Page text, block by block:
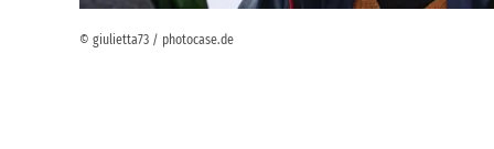
© giulietta73 / photocase.de